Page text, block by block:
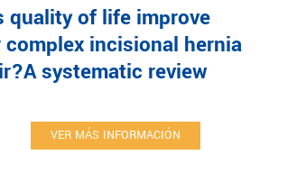
quality of life improve
incisional hernia
systematic review
VER MÁS INFORMACIÓN